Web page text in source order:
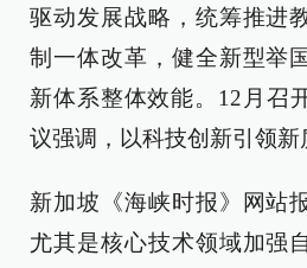
驱动发展战略，统筹推进
制一体改革，健全新型举
新体系整体效能。12月召
议强调，以科技创新引领新
新加坡《海峡时报》网站
尤其是核心技术领域加强